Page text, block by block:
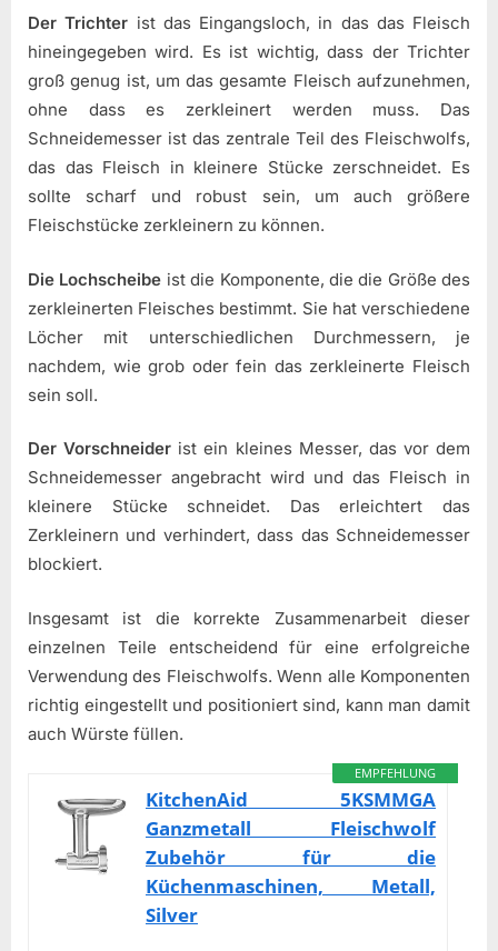
Der Trichter ist das Eingangsloch, in das das Fleisch
hineingegeben wird. Es ist wichtig, dass der Trichter
groß genug ist, um das gesamte Fleisch aufzunehmen,
ohne dass es zerkleinert werden muss. Das
Schneidemesser ist das zentrale Teil des Fleischwolfs,
das das Fleisch in kleinere Stücke zerschneidet. Es
sollte scharf und robust sein, um auch größere
Fleischstücke zerkleinern zu können.
Die Lochscheibe ist die Komponente, die die Größe des
zerkleinerten Fleisches bestimmt. Sie hat verschiedene
Löcher mit unterschiedlichen Durchmessern, je
nachdem, wie grob oder fein das zerkleinerte Fleisch
sein soll.
Der Vorschneider ist ein kleines Messer, das vor dem
Schneidemesser angebracht wird und das Fleisch in
kleinere Stücke schneidet. Das erleichtert das
Zerkleinern und verhindert, dass das Schneidemesser
blockiert.
Insgesamt ist die korrekte Zusammenarbeit dieser
einzelnen Teile entscheidend für eine erfolgreiche
Verwendung des Fleischwolfs. Wenn alle Komponenten
richtig eingestellt und positioniert sind, kann man damit
auch Würste füllen.
EMPFEHLUNG
KitchenAid 5KSMMGA
Ganzmetall Fleischwolf
Zubehör für die
Küchenmaschinen, Metall,
Silver